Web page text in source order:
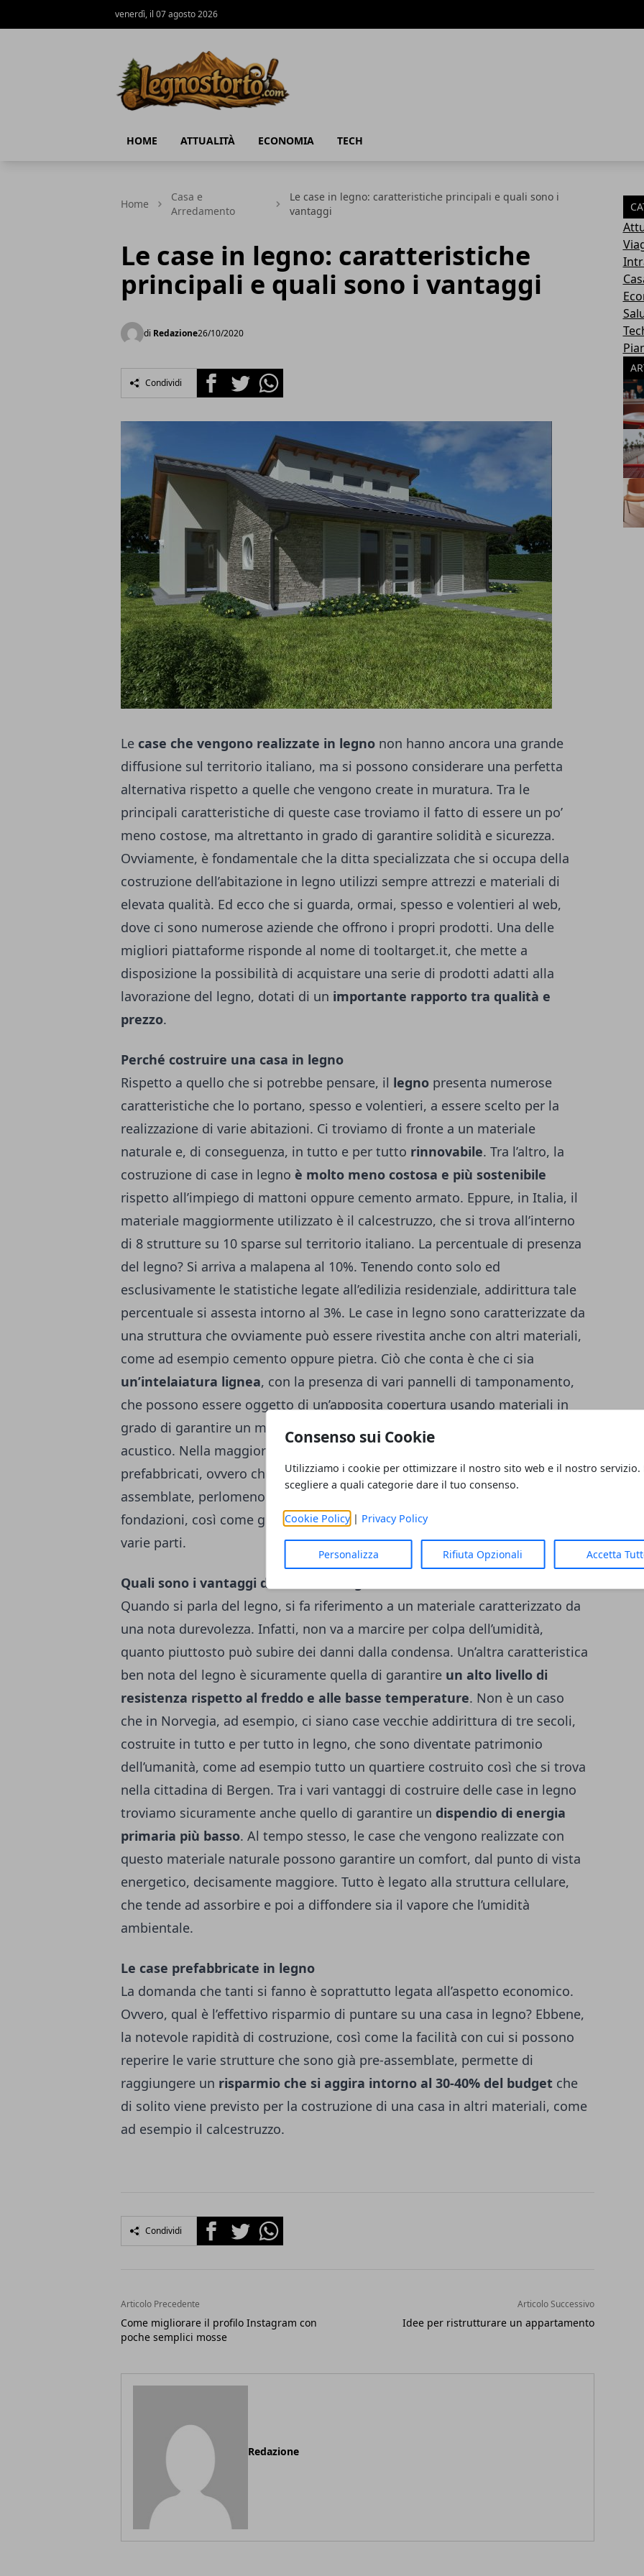
Consenso sui Cookie
Utilizziamo i cookie per ottimizzare il nostro sito web e il nostro servizio.
scegliere a quali categorie dare il tuo consenso.
Cookie Policy| Privacy Policy
Personalizza Rifiuta Opzionali Accetta
venerdì, il 07 agosto 2026
HOME ATTUALITÀ ECONOMIA TECH
Home
Casa e
Arredamento
Le case in legno: caratteristiche principali e quali sono i
vantaggi
Le case in legno: caratteristiche
principali e quali sono i vantaggi
di Redazione26/10/2020
Condividi FacebookTwitterWhatsapp
Le case che vengono realizzate in legno non hanno ancora una grande
diffusione sul territorio italiano, ma si possono considerare una perfetta
alternativa rispetto a quelle che vengono create in muratura. Tra le
principali caratteristiche di queste case troviamo il fatto di essere un po’
meno costose, ma altrettanto in grado di garantire solidità e sicurezza.
Ovviamente, è fondamentale che la ditta specializzata che si occupa della
costruzione dell’abitazione in legno utilizzi sempre attrezzi e materiali di
elevata qualità. Ed ecco che si guarda, ormai, spesso e volentieri al web,
dove ci sono numerose aziende che offrono i propri prodotti. Una delle
migliori piattaforme risponde al nome di tooltarget.it, che mette a
disposizione la possibilità di acquistare una serie di prodotti adatti alla
lavorazione del legno, dotati di un importante rapporto tra qualità e
prezzo.
Perché costruire una casa in legno
Rispetto a quello che si potrebbe pensare, il legno presenta numerose
caratteristiche che lo portano, spesso e volentieri, a essere scelto per la
realizzazione di varie abitazioni. Ci troviamo di fronte a un materiale
naturale e, di conseguenza, in tutto e per tutto rinnovabile. Tra l’altro, la
costruzione di case in legno è molto meno costosa e più sostenibile
rispetto all’impiego di mattoni oppure cemento armato. Eppure, in Italia, il
materiale maggiormente utilizzato è il calcestruzzo, che si trova all’interno
di 8 strutture su 10 sparse sul territorio italiano. La percentuale di presenza
del legno? Si arriva a malapena al 10%. Tenendo conto solo ed
esclusivamente le statistiche legate all’edilizia residenziale, addirittura tale
percentuale si assesta intorno al 3%. Le case in legno sono caratterizzate da
una struttura che ovviamente può essere rivestita anche con altri materiali,
come ad esempio cemento oppure pietra. Ciò che conta è che ci sia
un’intelaiatura lignea, con la presenza di vari pannelli di tamponamento,
che possono essere oggetto di un’apposita copertura usando materiali in
grado di garantire un maggiore isolamento dal punto di vista termico e
acustico. Nella maggior parte dei casi, le case in legno sono dei
prefabbricati, ovvero che vengono create industrialmente e sono già
assemblate, perlomeno in parte. All’interno dei cantieri vengono costruite le
fondazioni, così come gli allacciamenti e si provvede al montaggio delle
varie parti.
Quali sono i vantaggi delle case in legno
Quando si parla del legno, si fa riferimento a un materiale caratterizzato da
una nota durevolezza. Infatti, non va a marcire per colpa dell’umidità,
quanto piuttosto può subire dei danni dalla condensa. Un’altra caratteristica
ben nota del legno è sicuramente quella di garantire un alto livello di
resistenza rispetto al freddo e alle basse temperature. Non è un caso
che in Norvegia, ad esempio, ci siano case vecchie addirittura di tre secoli,
costruite in tutto e per tutto in legno, che sono diventate patrimonio
dell’umanità, come ad esempio tutto un quartiere costruito così che si trova
nella cittadina di Bergen. Tra i vari vantaggi di costruire delle case in legno
troviamo sicuramente anche quello di garantire un dispendio di energia
primaria più basso. Al tempo stesso, le case che vengono realizzate con
questo materiale naturale possono garantire un comfort, dal punto di vista
energetico, decisamente maggiore. Tutto è legato alla struttura cellulare,
che tende ad assorbire e poi a diffondere sia il vapore che l’umidità
ambientale.
Le case prefabbricate in legno
La domanda che tanti si fanno è soprattutto legata all’aspetto economico.
Ovvero, qual è l’effettivo risparmio di puntare su una casa in legno? Ebbene,
la notevole rapidità di costruzione, così come la facilità con cui si possono
reperire le varie strutture che sono già pre-assemblate, permette di
raggiungere un risparmio che si aggira intorno al 30-40% del budget che
di solito viene previsto per la costruzione di una casa in altri materiali, come
ad esempio il calcestruzzo.
Condividi FacebookTwitterWhatsapp
Articolo Precedente
Come migliorare il profilo Instagram con
poche semplici mosse
Articolo Successivo
Idee per ristrutturare un appartamento
Redazione